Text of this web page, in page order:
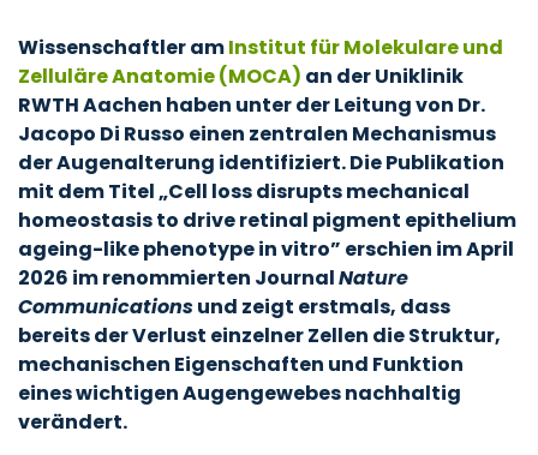
Wissenschaftler amInstitut für Molekulare und
Zelluläre Anatomie (MOCA) an der Uniklinik
RWTH Aachen haben unter der Leitung von Dr.
Jacopo Di Russo einen zentralen Mechanismus
der Augenalterung identifiziert. Die Publikation
mit dem Titel „Cell loss disrupts mechanical
homeostasis to drive retinal pigment epithelium
ageing-like phenotype in vitro” erschien im April
2026 im renommierten JournalNature
Communicationsund zeigt erstmals, dass
bereits der Verlust einzelner Zellen die Struktur,
mechanischen Eigenschaften und Funktion
eines wichtigen Augengewebes nachhaltig
verändert.